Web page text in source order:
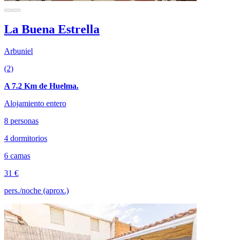
La Buena Estrella
Arbuniel
(2)
A 7.2 Km de Huelma.
Alojamiento entero
8 personas
4 dormitorios
6 camas
31 €
pers./noche (aprox.)